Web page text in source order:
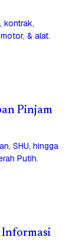
kontrak,
& alat.
Pinjam
SHU, hingga
Putih.
Informasi